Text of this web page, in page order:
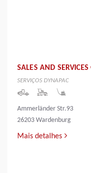
SALES AND
SERVIÇOS DYNAPAC
Ammerländer Str.93
26203 Wardenburg
Mais detalhes